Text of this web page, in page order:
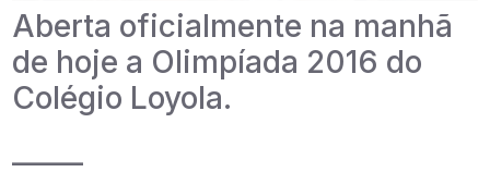
Aberta oficialmente na manhã
de hoje a Olimpíada 2016 do
Colégio Loyola.